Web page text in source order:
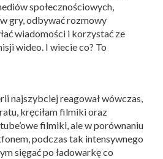
społecznościowych,
gry, odbywać rozmowy
wiadomości i korzystać ze
wideo. I wiecie co? To
najszybciej reagował wówczas,
kręciłam filmiki oraz
filmiki, ale w porównaniu
podczas tak intensywnego
sięgać po ładowarkę co